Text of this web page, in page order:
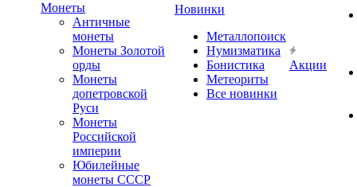
Монеты
Античные
монеты
Монеты Золотой
орды
Монеты
допетровской
Руси
Монеты
Российской
империи
Юбилейные
монеты СССР
Новинки
Металлопоиск
Нумизматика
Бонистика
Метеориты
Все новинки
Акции